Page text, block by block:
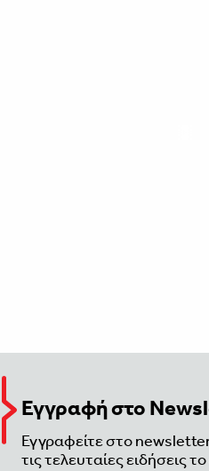
Εγγραφή στο
Εγγραφείτε στο
τις τελευταίες ειδήσεις